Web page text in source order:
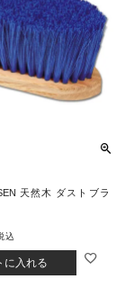
天然木 ダストブラ
込
に入れる